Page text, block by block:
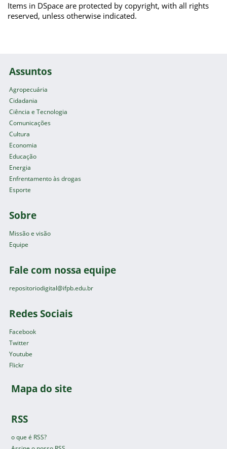
Items in DSpace are protected by copyright, with all rights
reserved, unless otherwise indicated.
Assuntos
Agropecuária
Cidadania
Ciência e Tecnologia
Comunicações
Cultura
Economia
Educação
Energia
Enfrentamento às drogas
Esporte
Sobre
Missão e visão
Equipe
Fale com nossa equipe
repositoriodigital@ifpb.edu.br
Redes Sociais
Facebook
Twitter
Youtube
Flickr
Mapa do site
RSS
o que é RSS?